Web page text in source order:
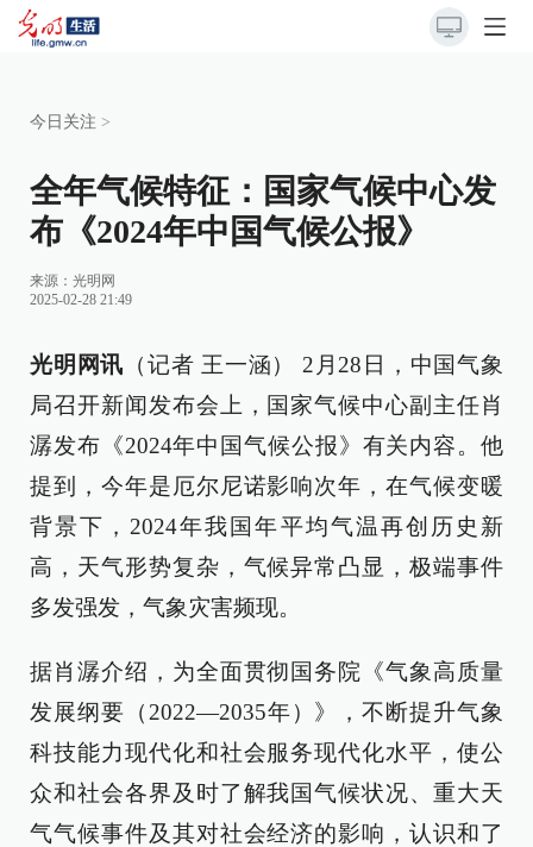
今日关注 >
全年气候特征：国家气候中心发
布《2024年中国气候公报》
来源： 光明网
2025-02-28 21:49
光明网讯 （记者 王一涵） 2月28日，中国气象
局召开新闻发布会上，国家气候中心副主任肖
潺发布《2024年中国气候公报》有关内容。他
提到，今年是厄尔尼诺影响次年，在气候变暖
背景下，2024年我国年平均气温再创历史新
高，天气形势复杂，气候异常凸显，极端事件
多发强发，气象灾害频现。
据肖潺介绍，为全面贯彻国务院《气象高质量
发展纲要（2022—2035年）》，不断提升气象
科技能力现代化和社会服务现代化水平，使公
众和社会各界及时了解我国气候状况、重大天
气气候事件及其对社会经济的影响，认识和了